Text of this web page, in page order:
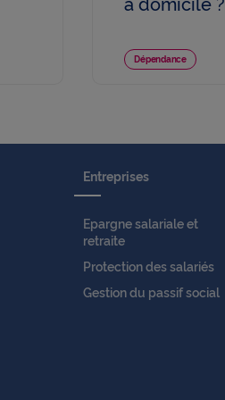
Dépendance
Entreprises
Epargne salariale et
retraite
Protection des salariés
Gestion du passif social